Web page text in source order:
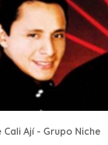
Ají - Grupo Niche